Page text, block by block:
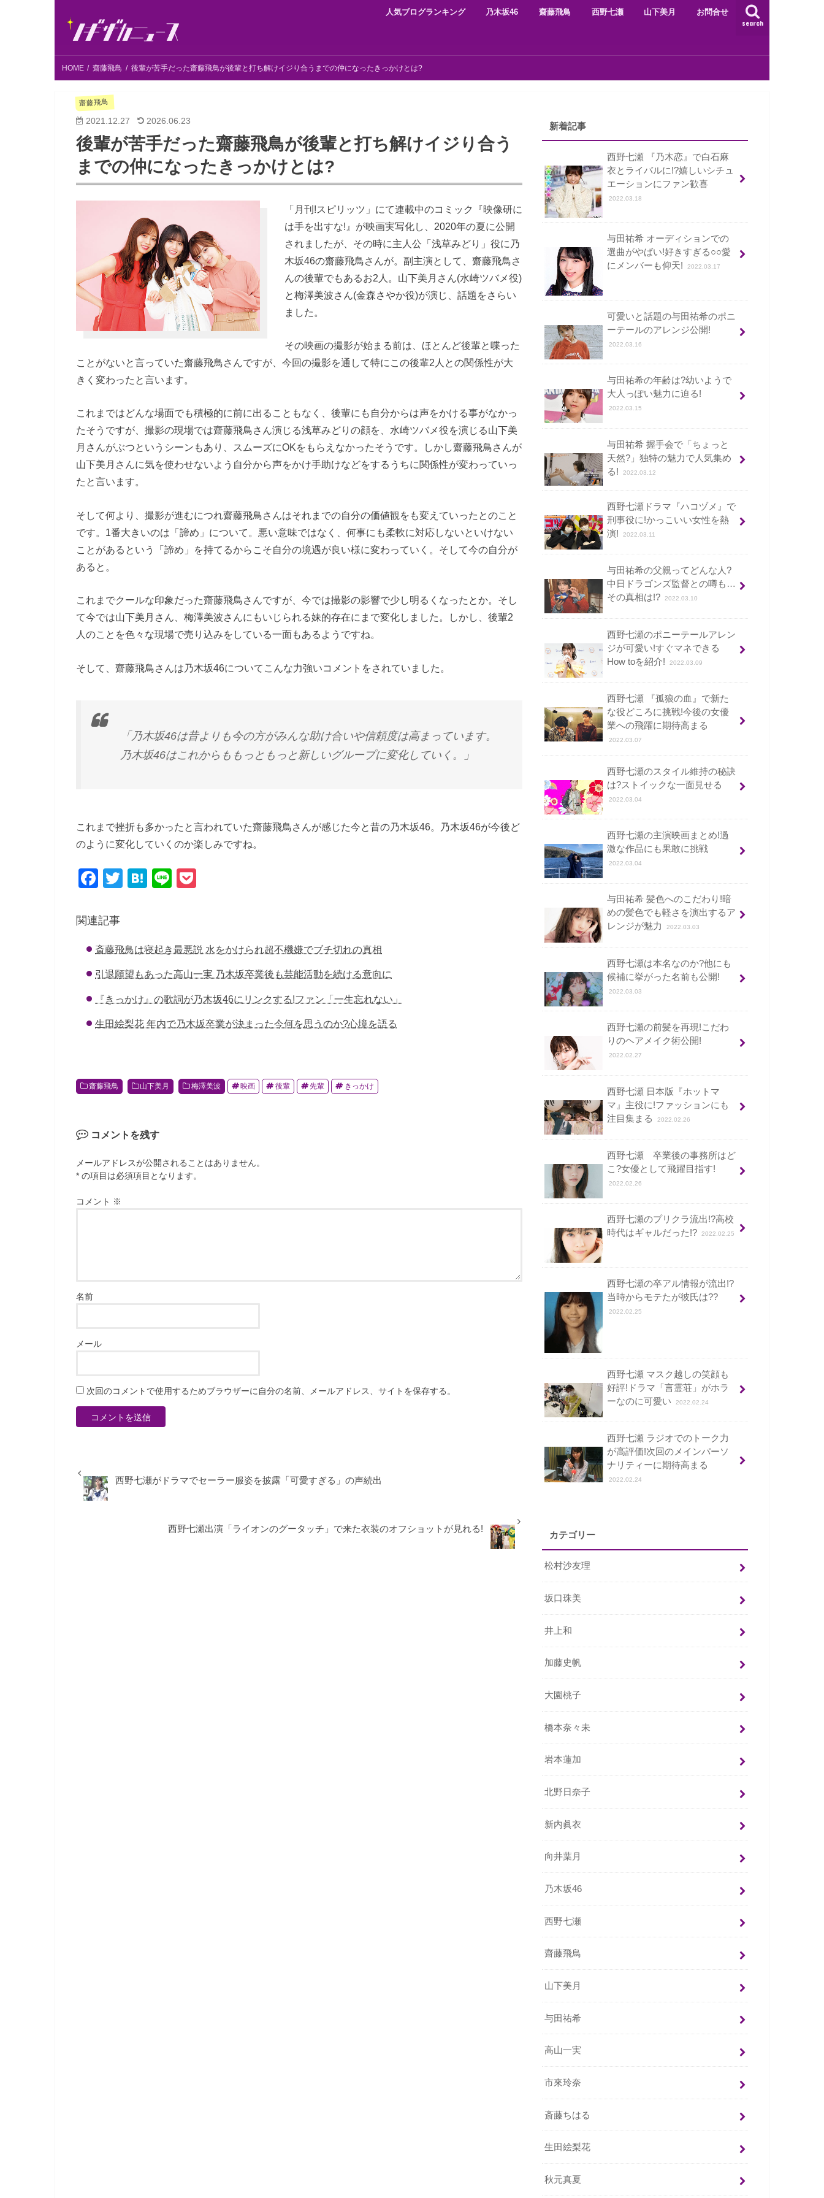
search
人気ブログランキング 乃木坂46 齋藤飛鳥 西野七瀬 山下美月 お問合せ
HOME 齋藤飛鳥 後輩が苦手だった齋藤飛鳥が後輩と打ち解けイジり合うまでの仲になったきっかけとは?
齋藤飛鳥
2021.12.27 2026.06.23
後輩が苦手だった齋藤飛鳥が後輩と打ち解けイジり合う
までの仲になったきっかけとは?
「月刊!スピリッツ」にて連載中のコミック『映像研に
は手を出すな!』が映画実写化し、2020年の夏に公開
されましたが、その時に主人公「浅草みどり」役に乃
木坂46の齋藤飛鳥さんが。副主演として、齋藤飛鳥さ
んの後輩でもあるお2人。山下美月さん(水崎ツバメ役)
と梅澤美波さん(金森さやか役)が演じ、話題をさらい
ました。
その映画の撮影が始まる前は、ほとんど後輩と喋った
ことがないと言っていた齋藤飛鳥さんですが、今回の撮影を通して特にこの後輩2人との関係性が大
きく変わったと言います。
これまではどんな場面でも積極的に前に出ることもなく、後輩にも自分からは声をかける事がなかっ
たそうですが、撮影の現場では齋藤飛鳥さん演じる浅草みどりの顔を、水崎ツバメ役を演じる山下美
月さんがぶつというシーンもあり、スムーズにOKをもらえなかったそうです。しかし齋藤飛鳥さんが
山下美月さんに気を使わせないよう自分から声をかけ手助けなどをするうちに関係性が変わっていっ
たと言います。
そして何より、撮影が進むにつれ齋藤飛鳥さんはそれまでの自分の価値観をも変えていったとのこと
です。1番大きいのは「諦め」について。悪い意味ではなく、何事にも柔軟に対応しないといけない
ことがあるという「諦め」を持てるからこそ自分の境遇が良い様に変わっていく。そして今の自分が
あると。
これまでクールな印象だった齋藤飛鳥さんですが、今では撮影の影響で少し明るくなったとか。そし
て今では山下美月さん、梅澤美波さんにもいじられる妹的存在にまで変化しました。しかし、後輩2
人のことを色々な現場で売り込みをしている一面もあるようですね。
そして、齋藤飛鳥さんは乃木坂46についてこんな力強いコメントをされていました。
「乃木坂46は昔よりも今の方がみんな助け合いや信頼度は高まっています。
乃木坂46はこれからももっともっと新しいグループに変化していく。」
これまで挫折も多かったと言われていた齋藤飛鳥さんが感じた今と昔の乃木坂46。乃木坂46が今後ど
のように変化していくのか楽しみですね。
F
c
b
o
o
k
T
H
a
Li
関連記事
斎藤飛鳥は寝起き最悪説 水をかけられ超不機嫌でブチ切れの真相
引退願望もあった高山一実 乃木坂卒業後も芸能活動を続ける意向に
『きっかけ』の歌詞が乃木坂46にリンクする!ファン「一生忘れない」
生田絵梨花 年内で乃木坂卒業が決まった今何を思うのか?心境を語る
齋藤飛鳥 山下美月 梅澤美波 映画 後輩 先輩 きっかけ
コメントを残す
メールアドレスが公開されることはありません。
* の項目は必須項目となります。
コメント ※
名前
メール
次回のコメントで使用するためブラウザーに自分の名前、メールアドレス、サイトを保存する。
西野七瀬がドラマでセーラー服姿を披露「可愛すぎる」の声続出
西野七瀬出演「ライオンのグータッチ」で来た衣装のオフショットが見れる!
新着記事
西野七瀬 『乃木恋』で白石麻
衣とライバルに!?嬉しいシチュ
エーションにファン歓喜
2022.03.18
与田祐希 オーディションでの
選曲がやばい!好きすぎる○○愛
にメンバーも仰天!
2022.03.17
可愛いと話題の与田祐希のポニ
ーテールのアレンジ公開!
2022.03.16
与田祐希の年齢は?幼いようで
大人っぽい魅力に迫る!
2022.03.15
与田祐希 握手会で「ちょっと
天然?」独特の魅力で人気集め
る!
2022.03.12
西野七瀬ドラマ『ハコヅメ』で
刑事役に!かっこいい女性を熱
演!
2022.03.11
与田祐希の父親ってどんな人?
中日ドラゴンズ監督との噂も…
その真相は!?
2022.03.10
西野七瀬のポニーテールアレン
ジが可愛い!すぐマネできる
How toを紹介!
2022.03.09
西野七瀬 『孤狼の血』で新た
な役どころに挑戦!今後の女優
業への飛躍に期待高まる
2022.03.07
西野七瀬のスタイル維持の秘訣
は?ストイックな一面見せる
2022.03.04
西野七瀬の主演映画まとめ!過
激な作品にも果敢に挑戦
2022.03.04
与田祐希 髪色へのこだわり!暗
めの髪色でも軽さを演出するア
レンジが魅力
2022.03.03
西野七瀬は本名なのか?他にも
候補に挙がった名前も公開!
2022.03.03
西野七瀬の前髪を再現!こだわ
りのヘアメイク術公開!
2022.02.27
西野七瀬 日本版『ホットマ
マ』主役に!ファッションにも
注目集まる
2022.02.26
西野七瀬 卒業後の事務所はど
こ?女優として飛躍目指す!
2022.02.26
西野七瀬のプリクラ流出!?高校
時代はギャルだった!?
2022.02.25
西野七瀬の卒アル情報が流出!?
当時からモテたが彼氏は??
2022.02.25
西野七瀬 マスク越しの笑顔も
好評!ドラマ「言霊荘」がホラ
ーなのに可愛い
2022.02.24
西野七瀬 ラジオでのトーク力
が高評価!次回のメインパーソ
ナリティーに期待高まる
2022.02.24
カテゴリー
松村沙友理
坂口珠美
井上和
加藤史帆
大園桃子
橋本奈々未
岩本蓮加
北野日奈子
新内眞衣
向井葉月
乃木坂46
西野七瀬
齋藤飛鳥
山下美月
与田祐希
高山一実
市來玲奈
斎藤ちはる
生田絵梨花
秋元真夏